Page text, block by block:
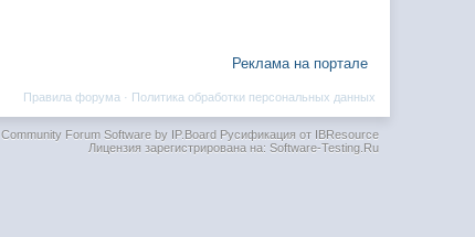
Реклама на портале
Политика обработки персональных данных
Правила форума ·
Community Forum Software by IP.BoardРусификация от IBResource
Лицензия зарегистрирована на: Software-Testing.Ru